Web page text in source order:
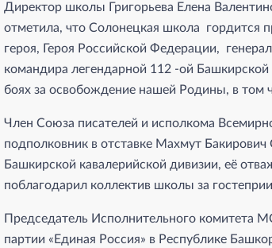
Директор школы Григорьева Елена
отметила, что Солонецкая школа гордится
героя, Героя Российской Федерации,
командира легендарной 112 ‑ой
боях за освобождение нашей Родины, в том
Член Союза писателей и исполкома
подполковник в отставке Махмут
Башкирской кавалерийской дивизии, её
поблагодарил коллектив школы за
Председатель Исполнительного
партии «Единая Россия» в Республике